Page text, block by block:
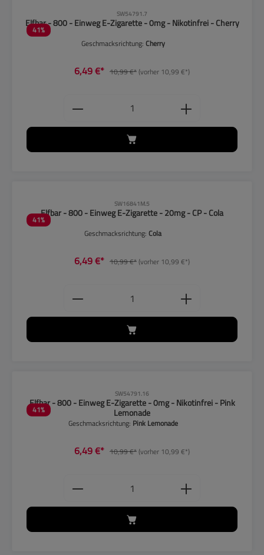
41%
SW54791.7
Elfbar - 800 - Einweg E-Zigarette - 0mg - Nikotinfrei - Cherry
Geschmacksrichtung: Cherry
6,49 €* 10,99 €*(vorher 10,99 €*)
Produkt Anzahl: Gib den
41%
SW16841M.5
Elfbar - 800 - Einweg E-Zigarette - 20mg - CP - Cola
Geschmacksrichtung:Cola
6,49 €* 10,99 €*(vorher 10,99 €*)
Produkt Anzahl: Gib den
41%
SW54791.16
Elfbar - 800 - Einweg E-Zigarette - 0mg - Nikotinfrei - Pink
Lemonade
Geschmacksrichtung: Pink Lemonade
6,49 €* 10,99 €*(vorher 10,99 €*)
Produkt Anzahl: Gib den